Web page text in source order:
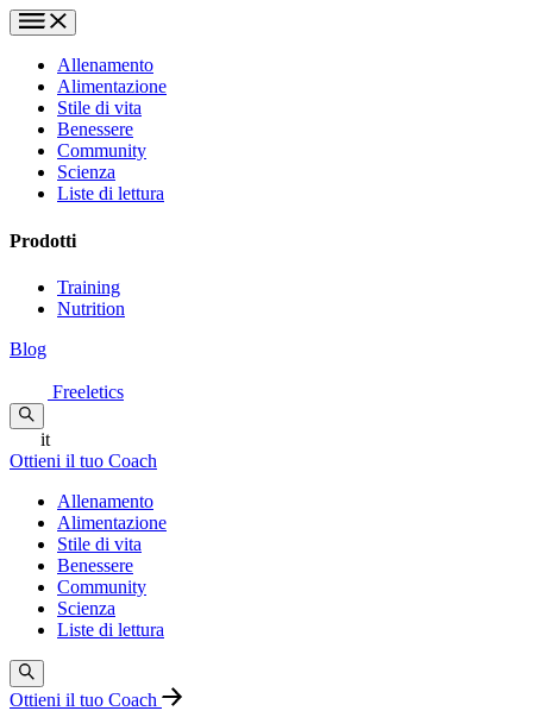
Allenamento
Alimentazione
Stile di vita
Benessere
Community
Scienza
Liste di lettura
Prodotti
Training
Nutrition
Blog
Freeletics
it
Ottieni il tuo Coach
Allenamento
Alimentazione
Stile di vita
Benessere
Community
Scienza
Liste di lettura
Ottieni il tuo Coach